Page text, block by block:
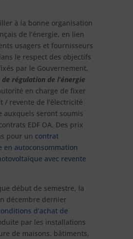
à la bonne organisation
de l’énergie, en lien
usagers et fournisseurs
le respect des objectifs
par le Gouvernement,
régulation de l’énergie
en charge de fixer
/ revente de l’électricité
auxquels seront soumis
EDF OA. Des prix
pour un contrat
en autoconsommation
avec revente
début de semestre, la
décembre dernier
d’achat de
par les installations
de maisons, bâtiments,